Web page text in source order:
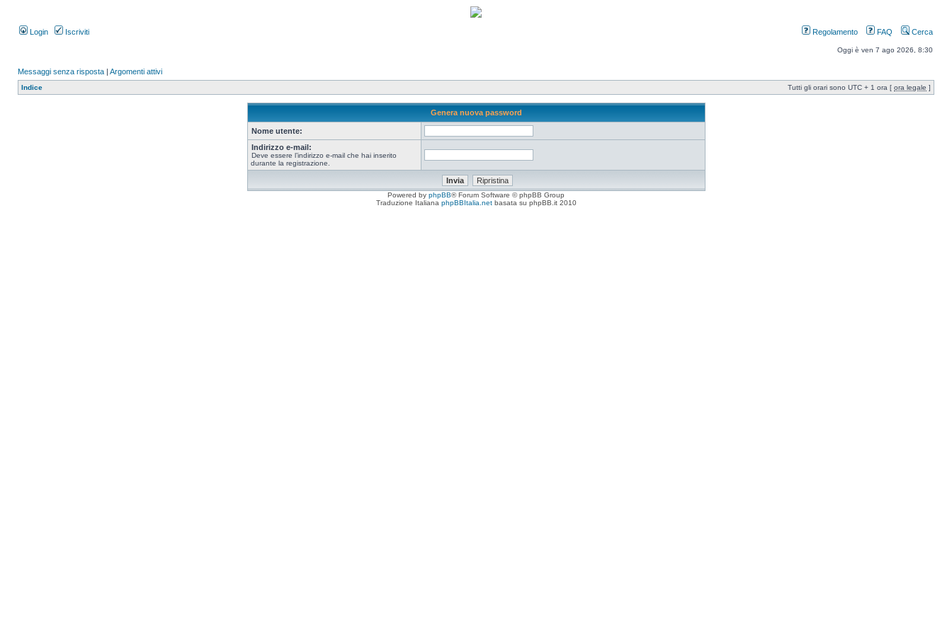
Login Iscriviti Regolamento FAQ Cerca
Oggi è ven 7 ago 2026, 8:30
Messaggi senza risposta | Argomenti attivi
Indice Tutti gli orari sono UTC + 1 ora [ ora legale ]
Genera nuova password
Nome utente:
Indirizzo e-mail:
Deve essere l’indirizzo e-mail che hai inserito
durante la registrazione.
Powered by phpBB® Forum Software © phpBB Group
Traduzione Italiana phpBBItalia.netbasata su phpBB.it 2010